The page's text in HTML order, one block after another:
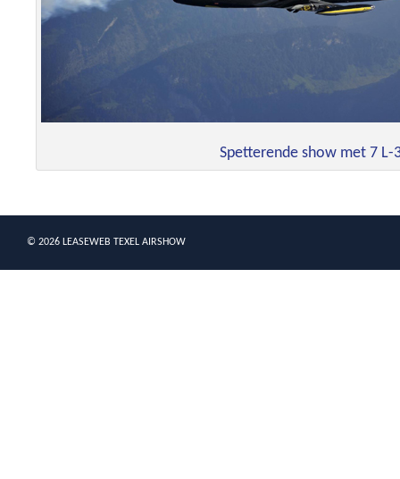
Spetterende show met 7 L-
© 2026 LEASEWEB TEXEL AIRSHOW